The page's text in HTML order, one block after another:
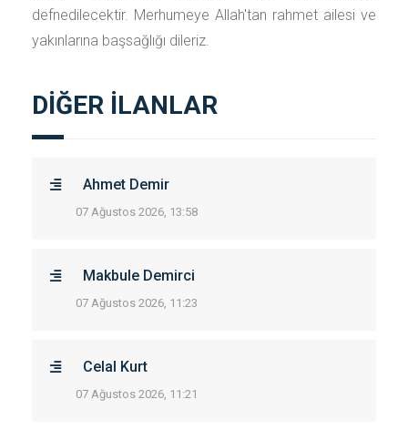
defnedilecektir. Merhumeye Allah'tan rahmet ailesi ve
yakınlarına başsağlığı dileriz.
DİĞER İLANLAR
Ahmet Demir
07 Ağustos 2026, 13:58
Makbule Demirci
07 Ağustos 2026, 11:23
Celal Kurt
07 Ağustos 2026, 11:21